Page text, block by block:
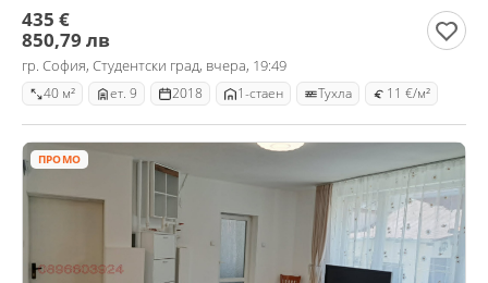
435 €
850,79 лв
гр. София, Студентски град, вчера, 19:49
40 м² ет. 9 2018 1-стаен Тухла 11 €/м²
ПРОМО